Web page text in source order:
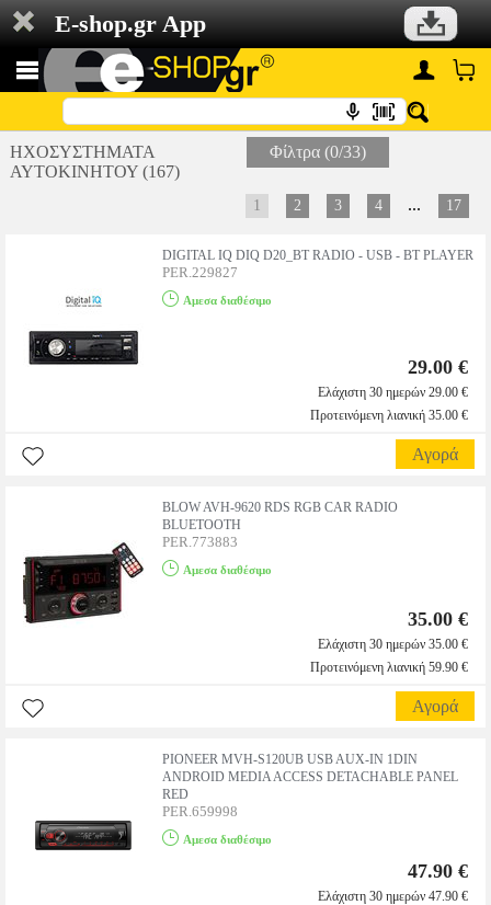
E-shop.gr App
ΗΧΟΣΥΣΤΗΜΑΤΑ
ΑΥΤΟΚΙΝΗΤΟΥ (167)
Φίλτρα (0/33)
1 2 3 4 ... 17
DIGITAL IQ DIQ D20_BT RADIO - USB - BT PLAYER
PER.229827
Αμεσα διαθέσιμο
29.00 €
Ελάχιστη 30 ημερών 29.00 €
Προτεινόμενη λιανική 35.00 €
Αγορά
BLOW AVH-9620 RDS RGB CAR RADIO
BLUETOOTH
PER.773883
Αμεσα διαθέσιμο
35.00 €
Ελάχιστη 30 ημερών 35.00 €
Προτεινόμενη λιανική 59.90 €
Αγορά
PIONEER MVH-S120UB USB AUX-IN 1DIN
ANDROID MEDIA ACCESS DETACHABLE PANEL
RED
PER.659998
Αμεσα διαθέσιμο
47.90 €
Ελάχιστη 30 ημερών 47.90 €